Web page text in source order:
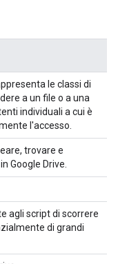
le classi di
a un file o a una
individuali a cui è
l'accesso.
trovare e
Google Drive.
agli script di scorrere
di grandi